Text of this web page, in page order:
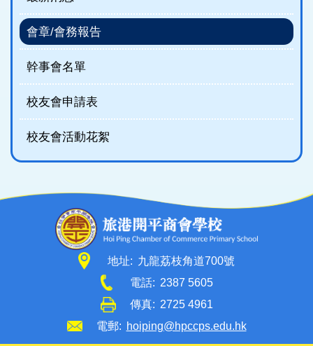
會章/會務報告
幹事會名單
校友會申請表
校友會活動花絮
地址: 九龍荔枝角道700號
電話: 2387 5605
傳真: 2725 4961
電郵: hoiping@hpccps.edu.hk